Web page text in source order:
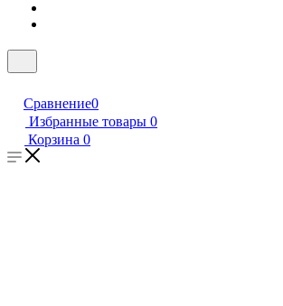
Сравнение0
Избранные товары 0
Корзина 0